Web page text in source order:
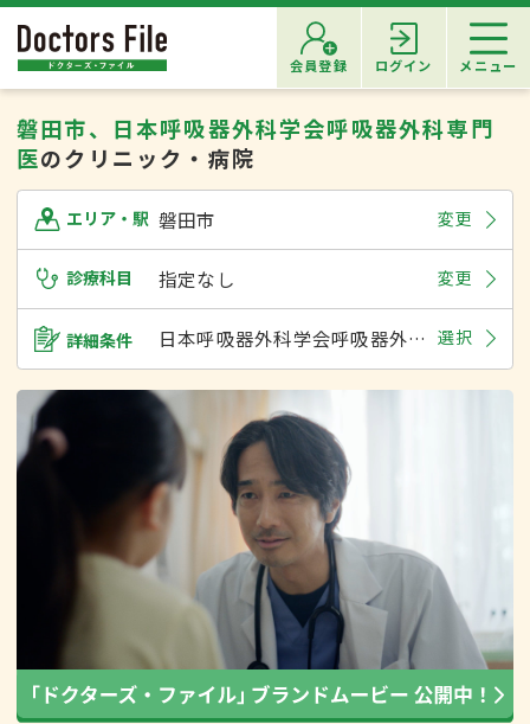
会員登録 ログイン メニュー
磐田市、日本呼吸器外科学会呼吸器外科専門
医のクリニック・病院
エリア・駅 磐田市 変更
診療科目 指定なし 変更
詳細条件 日本呼吸器外科学会呼吸器外科専門医 選択